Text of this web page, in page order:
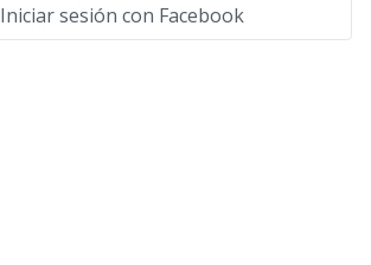
Iniciar sesión con Facebook